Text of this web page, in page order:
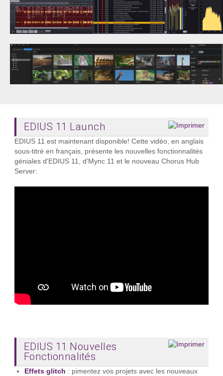
EDIUS 11 Launch
EDIUS 11 est maintenant disponible! Cette vidéo, en anglais
sous-titré en français, présente les nouvelles fonctionnalités
géniales d'EDIUS 11, d'Mync 11 et le nouveau Chorus Hub
Server:
EDIUS 11 Nouvelles
Fonctionnalités
Effets glitch : pimentez vos projets avec les nouveaux